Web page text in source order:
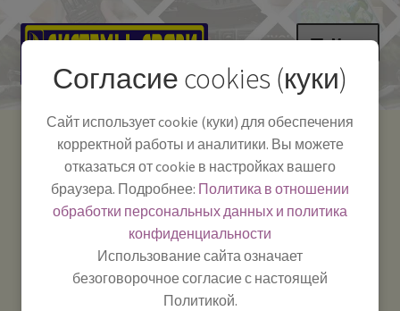
Перейти
навигации
Перейти
содержимому
Меню
Как пользоваться
Полезная информация
Системы Связи:
г. Красноярск, ул.
Работаем:Пн-Пт:
10:00–18:00
-
Телефон:+7-
391-249-1040
Тел.|WA|Telegram:
+79029904090
Согласие cookies (куки)
Сайт использует cookie (куки) для обеспечения
корректной работы и аналитики. Вы можете
отказаться от cookie в настройках вашего
браузера. Подробнее: Политика в отношении
обработки персональных данных и политика
конфиденциальности
Использование сайта означает
безоговорочное согласие с настоящей
Политикой.